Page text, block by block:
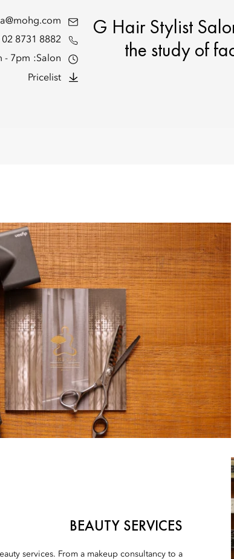
G Hair Stylist
the study of
8731 8882
Salon:
- 7pm
Pricelist
BEAUTY SERVICES
services. From a makeup consultancy to a